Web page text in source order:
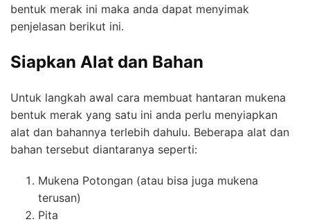
bentuk merak ini maka anda dapat menyimak
penjelasan berikut ini.
Siapkan Alat dan Bahan
Untuk langkah awal cara membuat hantaran mukena
bentuk merak yang satu ini anda perlu menyiapkan
alat dan bahannya terlebih dahulu. Beberapa alat dan
bahan tersebut diantaranya seperti:
Mukena Potongan (atau bisa juga mukena
terusan)
Pita